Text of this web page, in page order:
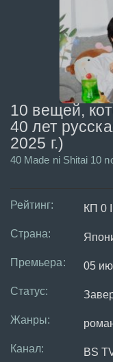
10 вещей,
40 лет
2025 г.)
40 Made ni Shitai 10
Рейтинг: КП 0
Страна:
Премьера: 05
Статус:
Жанры:
Канал: BS